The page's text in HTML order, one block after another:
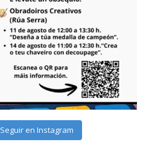
Seguir en Instagram